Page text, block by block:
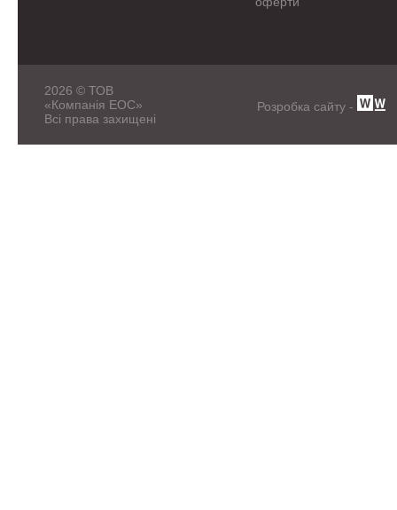
2026 © ТОВ
«Компанія ЕОС»
Всі права захищені
Розробка сайту -